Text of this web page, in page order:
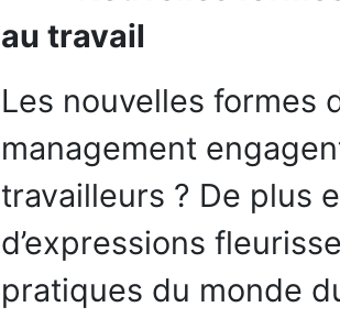
au travail
Les nouvelles formes
management
travailleurs ? De plus
d’expressions
pratiques du monde